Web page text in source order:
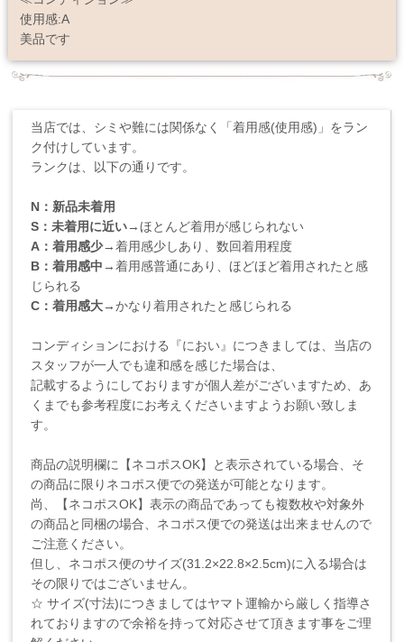
使用感:A
美品です
当店では、シミや難には関係なく「着用感(使用感)」をラン
ク付けしています。
ランクは、以下の通りです。
N：新品未着用
S：未着用に近い→ほとんど着用が感じられない
A：着用感少→着用感少しあり、数回着用程度
B：着用感中→着用感普通にあり、ほどほど着用されたと感
じられる
C：着用感大→かなり着用されたと感じられる
コンディションにおける『におい』につきましては、当店の
スタッフが一人でも違和感を感じた場合は、
記載するようにしておりますが個人差がございますため、あ
くまでも参考程度にお考えくださいますようお願い致しま
す。
商品の説明欄に【ネコポスOK】と表示されている場合、そ
の商品に限りネコポス便での発送が可能となります。
尚、【ネコポスOK】表示の商品であっても複数枚や対象外
の商品と同梱の場合、ネコポス便での発送は出来ませんので
ご注意ください。
但し、ネコポス便のサイズ(31.2×22.8×2.5cm)に入る場合は
その限りではございません。
☆ サイズ(寸法)につきましてはヤマト運輸から厳しく指導さ
れておりますので余裕を持って対応させて頂きます事をご理